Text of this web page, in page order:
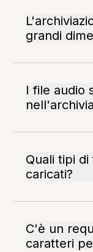
grandi
I file audio
Quali tipi
caricati?
C'è un
caratteri